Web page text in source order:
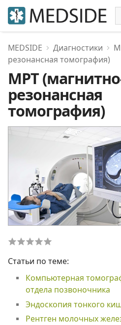
MEDSIDE Диагностики
резонансная томография)
МРТ
резонансная
томография)
Статьи по теме:
Компьютерная
отдела позвоночника
Эндоскопия тонкого
Рентген молочных